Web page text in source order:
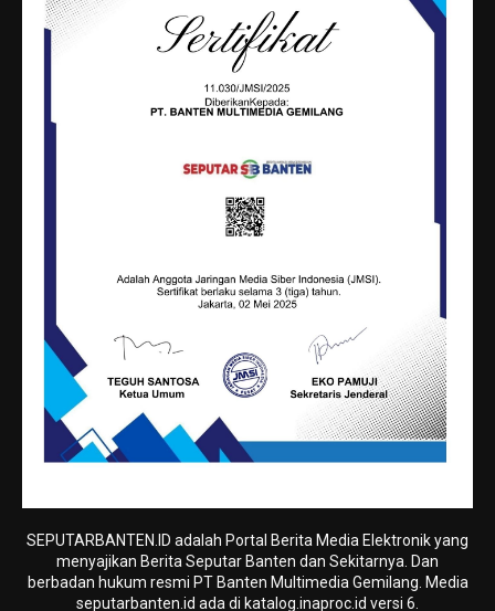
SEPUTARBANTEN.ID adalah Portal Berita Media Elektronik yang
menyajikan Berita Seputar Banten dan Sekitarnya. Dan
berbadan hukum resmi PT Banten Multimedia Gemilang. Media
seputarbanten.id ada di katalog.inaproc.id versi 6.